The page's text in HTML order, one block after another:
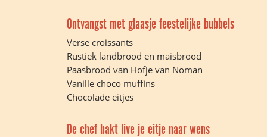
Ontvangst met glaasje feestelijke bubbels
Verse croissants
Rustiek landbrood en maisbrood
Paasbrood van Hofje van Noman
Vanille choco muffins
Chocolade eitjes
De chef bakt live je eitje naar wens